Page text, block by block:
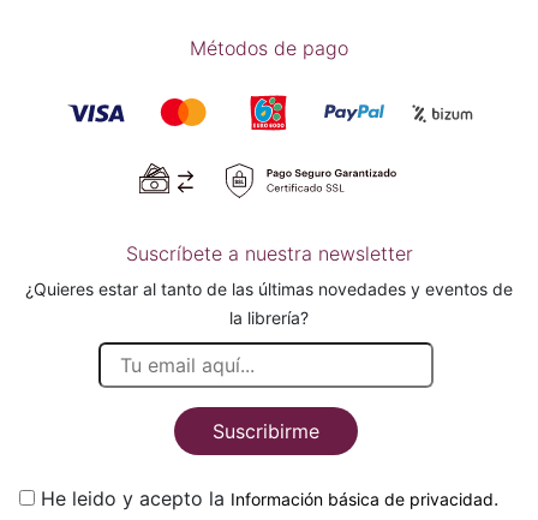
Métodos de pago
Suscríbete a nuestra newsletter
¿Quieres estar al tanto de las últimas novedades y eventos de
la librería?
Suscribirme
He leido y acepto la Información básica de privacidad.